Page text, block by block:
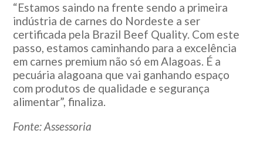
“Estamos saindo na frente sendo a primeira
indústria de carnes do Nordeste a ser
certificada pela Brazil Beef Quality. Com este
passo, estamos caminhando para a excelência
em carnes premium não só em Alagoas. É a
pecuária alagoana que vai ganhando espaço
com produtos de qualidade e segurança
alimentar”, finaliza.
Fonte: Assessoria